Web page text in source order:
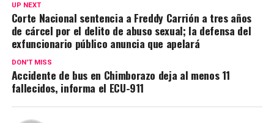
UP NEXT
Corte Nacional sentencia a Freddy Carrión a tres años
de cárcel por el delito de abuso sexual; la defensa del
exfuncionario público anuncia que apelará
DON'T MISS
Accidente de bus en Chimborazo deja al menos 11
fallecidos, informa el ECU-911